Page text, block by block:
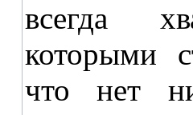
всегда
которыми
что нет